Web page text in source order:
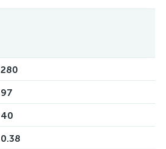
280
97
40
0.38